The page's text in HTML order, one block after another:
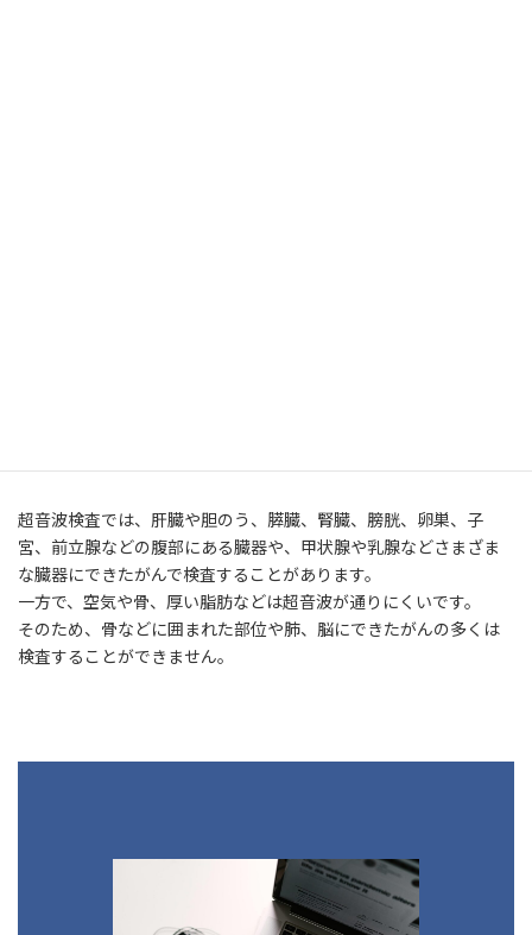
超音波検査では、肝臓や胆のう、膵臓、腎臓、膀胱、卵巣、子
宮、前立腺などの腹部にある臓器や、甲状腺や乳腺などさまざま
な臓器にできたがんで検査することがあります。
一方で、空気や骨、厚い脂肪などは超音波が通りにくいです。
そのため、骨などに囲まれた部位や肺、脳にできたがんの多くは
検査することができません。